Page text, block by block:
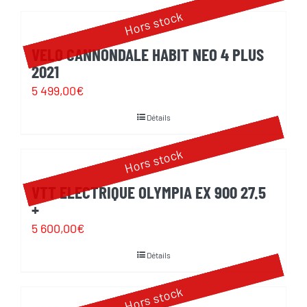
5
600,00€.
est :
5
320,00€.
Hors stock
VELO CANNONDALE HABIT NEO 4 PLUS
2021
5 499,00€
Détails
Hors stock
VTT ELECTRIQUE OLYMPIA EX 900 27.5
+
5 600,00€
Détails
Hors stock